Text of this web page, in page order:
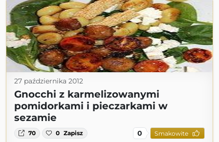
27 października 2012
Gnocchi z karmelizowanymi
pomidorkami i pieczarkami w
sezamie
70 0 Zapisz 0 Smakowite